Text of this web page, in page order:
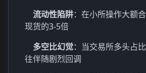
流动性陷阱：在小所操作大额
现货的3-5倍
多空比幻觉：当交易所多头占
往伴随剧烈回调